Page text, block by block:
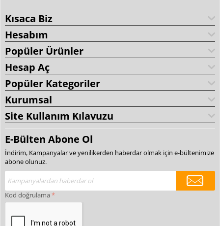
Kısaca Biz
Hesabım
Popüler Ürünler
Hesap Aç
Popüler Kategoriler
Kurumsal
Site Kullanım Kılavuzu
E-Bülten Abone Ol
İndirim, Kampanyalar ve yenilikerden haberdar olmak için e-bültenimize
abone olunuz.
Kod doğrulama